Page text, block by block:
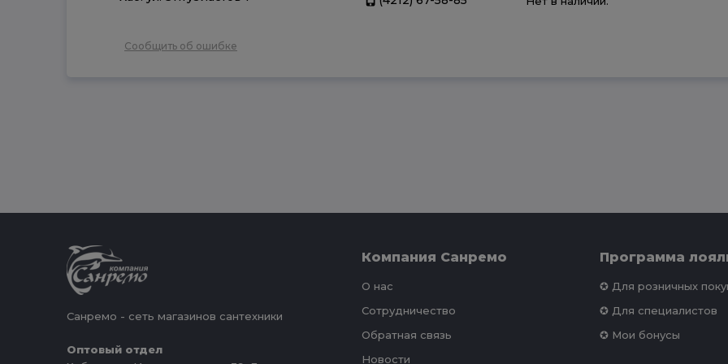
Сообщить об ошибке
Санремо - сеть магазинов сантехники
Оптовый отдел
Компания Санремо
О нас
Сотрудничество
Обратная связь
Новости
Программа
✪ Для розничных
✪ Для специалистов
✪ Мои бонусы